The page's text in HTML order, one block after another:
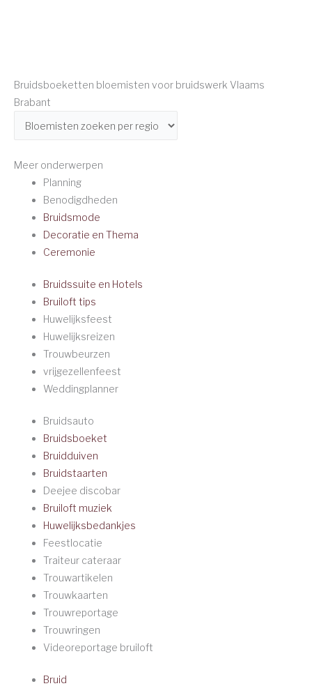
Bruidsboeketten bloemisten voor bruidswerk Vlaams
Brabant
Meer onderwerpen
Planning
Benodigdheden
Bruidsmode
Decoratie en Thema
Ceremonie
Bruidssuite en Hotels
Bruiloft tips
Huwelijksfeest
Huwelijksreizen
Trouwbeurzen
vrijgezellenfeest
Weddingplanner
Bruidsauto
Bruidsboeket
Bruidduiven
Bruidstaarten
Deejee discobar
Bruiloft muziek
Huwelijksbedankjes
Feestlocatie
Traiteur cateraar
Trouwartikelen
Trouwkaarten
Trouwreportage
Trouwringen
Videoreportage bruiloft
Bruid